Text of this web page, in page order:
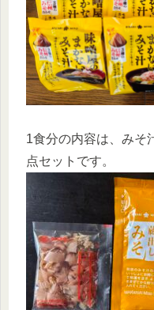
1食分の内容は、みそ
点セットです。